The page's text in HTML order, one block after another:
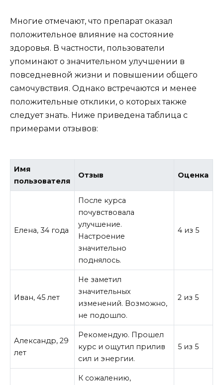
Многие отмечают, что препарат оказал
положительное влияние на состояние
здоровья. В частности, пользователи
упоминают о значительном улучшении в
повседневной жизни и повышении общего
самочувствия. Однако встречаются и менее
положительные отклики, о которых также
следует знать. Ниже приведена таблица с
примерами отзывов:
Имя
пользователя
Отзыв Оценка
Елена, 34 года
После курса
почувствовала
улучшение.
Настроение
значительно
поднялось.
4 из 5
Иван, 45 лет
Не заметил
значительных
изменений. Возможно,
не подошло.
2 из 5
Александр, 29
лет
Рекомендую. Прошел
курс и ощутил прилив
сил и энергии.
5 из 5
К сожалению,